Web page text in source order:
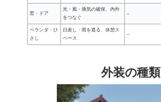
窓・ドア
光・風・換気の確保、内外
をつなぐ
–
ベランダ・ひ
さし
日差し・雨を遮る、休憩ス
ペース
–
外装の種類